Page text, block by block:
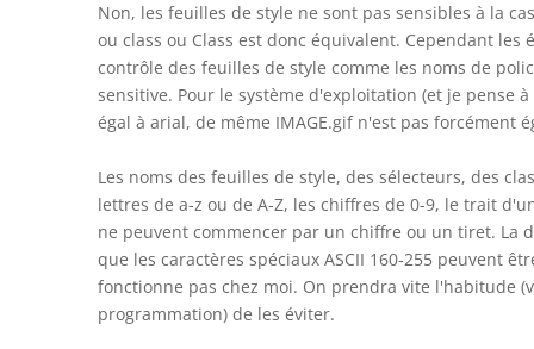
Non, les feuilles de style ne sont pas sensibles à la
ou class ou Class est donc équivalent. Cependant les
contrôle des feuilles de style comme les noms de
sensitive. Pour le système d'exploitation (et je pense
égal à arial, de même IMAGE.gif n'est pas forcément
Les noms des feuilles de style, des sélecteurs, des
lettres de a-z ou de A-Z, les chiffres de 0-9, le trait
ne peuvent commencer par un chiffre ou un tiret. La
que les caractères spéciaux ASCII 160-255 peuvent
fonctionne pas chez moi. On prendra vite l'habitude
programmation) de les éviter.